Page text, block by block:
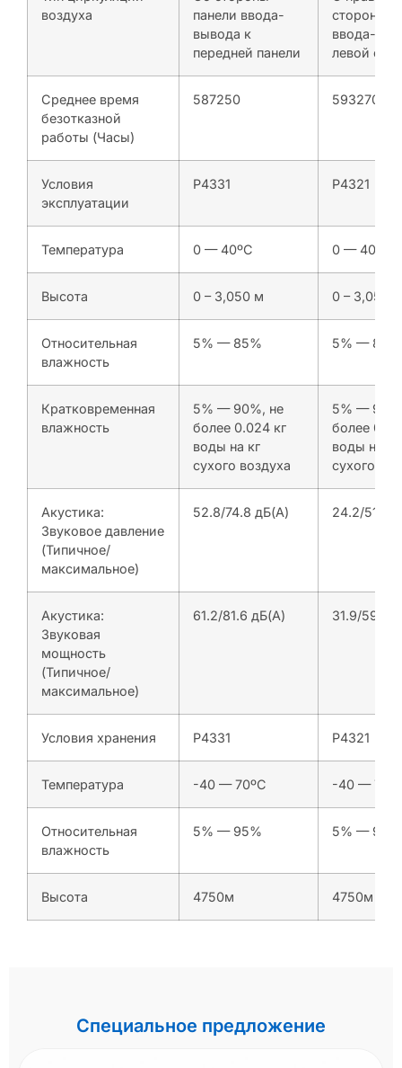
воздуха
панели ввода-
вывода к
передней панели
стороны
ввода-
левой
Среднее время
безотказной
работы (Часы)
587250 593270
Условия
эксплуатации
P4331 P4321
Температура 0 — 40ºC 0 — 40ºC
Высота 0 – 3,050 м 0 – 3,050 м
Относительная
влажность
5% — 85% 5% — 85%
Кратковременная
влажность
5% — 90%, не
более 0.024 кг
воды на кг
сухого воздуха
5% —
более
воды на кг
сухого
Акустика:
Звуковое давление
(Типичное/
максимальное)
52.8/74.8 дБ(A) 24.2/51.9
Акустика:
Звуковая
мощность
(Типичное/
максимальное)
61.2/81.6 дБ(A) 31.9/59.9
Условия хранения P4331 P4321
Температура -40 — 70ºC -40 —
Относительная
влажность
5% — 95% 5% — 95%
Высота 4750м 4750м
Специальное предложение